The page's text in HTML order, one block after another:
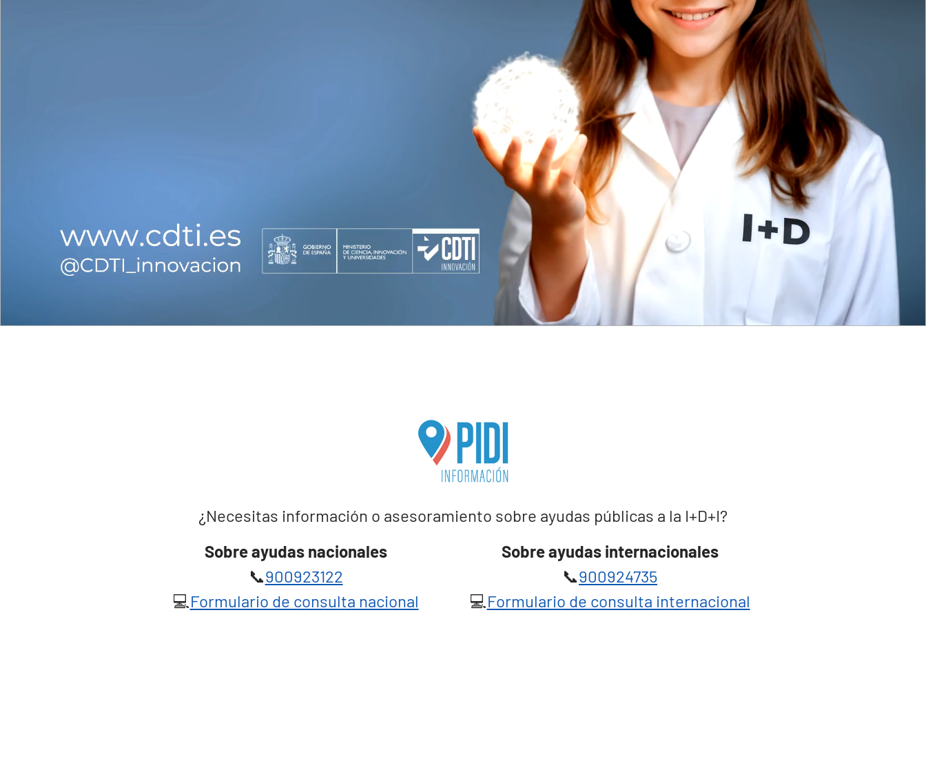
¿Necesitas información o asesoramiento sobre ayudas públicas a la I+D+I?
Sobre ayudas nacionales
Sobre ayudas internacionales
📞900923122 📞900924735
💻 Formulario de consulta nacional 💻 Formulario de consulta internacional